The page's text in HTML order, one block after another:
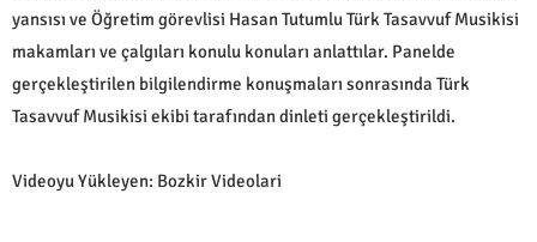
yansısı ve Öğretim görevlisi Hasan Tutumlu Türk Tasavvuf Musikisi
makamları ve çalgıları konulu konuları anlattılar. Panelde
gerçekleştirilen bilgilendirme konuşmaları sonrasında Türk
Tasavvuf Musikisi ekibi tarafından dinleti gerçekleştirildi.
Videoyu Yükleyen: Bozkir Videolari